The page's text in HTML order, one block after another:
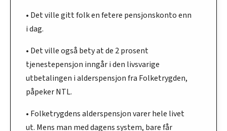
• Det ville gitt folk en fetere pensjonskonto enn
i dag.
• Det ville også bety at de 2 prosent
tjenestepensjon inngår i den livsvarige
utbetalingen i alderspensjon fra Folketrygden,
påpeker NTL.
• Folketrygdens alderspensjon varer hele livet
ut. Mens man med dagens system, bare får